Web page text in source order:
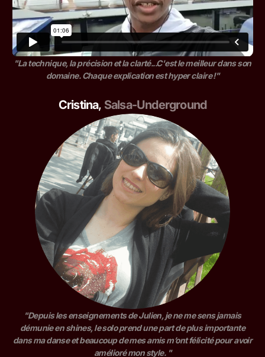
"La technique, la précision et la clarté...C'est le meilleur dans son
domaine. Chaque explication est hyper claire !"
Cristina, Salsa-Underground
"Depuis les enseignements de Julien, je ne me sens jamais
démunie en shines, le solo prend une part de plus importante
dans ma danse et beaucoup de mes amis m’ont félicité pour avoir
amélioré mon style. "